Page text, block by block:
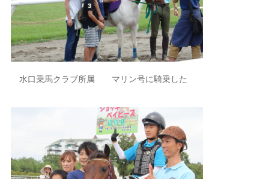
水口乗馬クラブ所属 マリン号に騎乗した